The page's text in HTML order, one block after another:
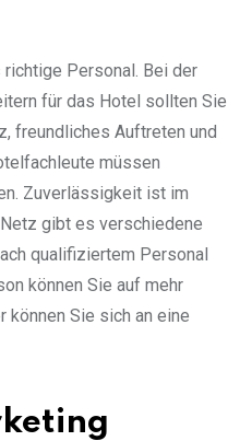
Personal. Bei der
für das Hotel sollten Sie
freundliches Auftreten und
müssen
Zuverlässigkeit ist im
gibt es verschiedene
qualifiziertem Personal
können Sie auf mehr
können Sie sich an eine